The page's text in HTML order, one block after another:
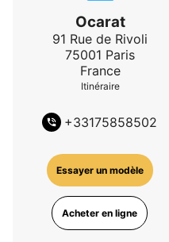
Ocarat
91 Rue de Rivoli
75001 Paris
France
Itinéraire
+33175858502
Essayer un modèle
Acheter en ligne